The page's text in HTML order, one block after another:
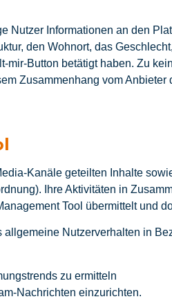
Nutzer Informationen an den
den Wohnort, das
Button betätigt haben. Zu
Zusammenhang vom
Kanäle geteilten Inhalte
Ihre Aktivitäten in
Tool übermittelt und
Nutzerverhalten in
zu ermitteln
Nachrichten einzurichten.